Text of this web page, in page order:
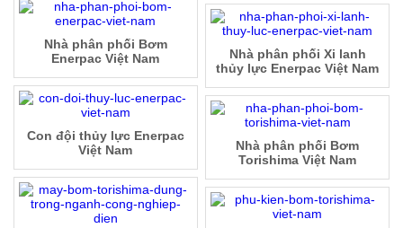
Nhà phân phối Bơm
Enerpac Việt Nam
Nhà phân phối Xi lanh
thủy lực Enerpac Việt Nam
Con đội thủy lực Enerpac
Việt Nam
Nhà phân phối Bơm
Torishima Việt Nam